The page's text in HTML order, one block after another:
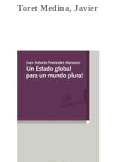
Toret Medina, Javier